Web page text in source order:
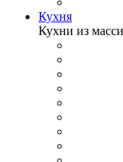
Кухня
Кухни из